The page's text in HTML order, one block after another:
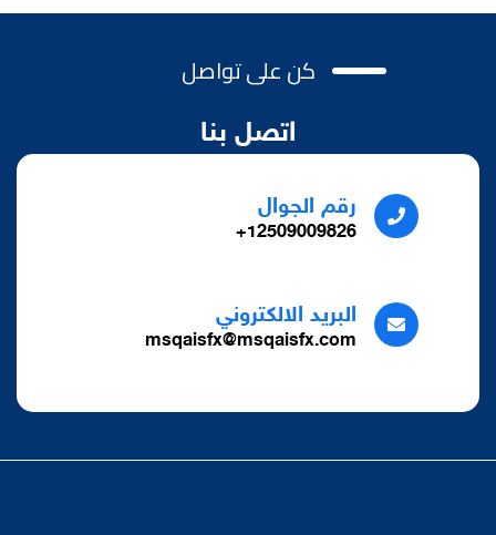
كن على تواصل
اتصل بنا
رقم الجوال
12509009826+
البريد الالكتروني
msqaisfx@msqaisfx.com